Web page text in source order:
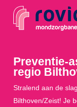
Preventie-
regio
Stralend aan de
Bilthoven/Zeist! Je